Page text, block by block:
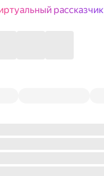
рассказчик